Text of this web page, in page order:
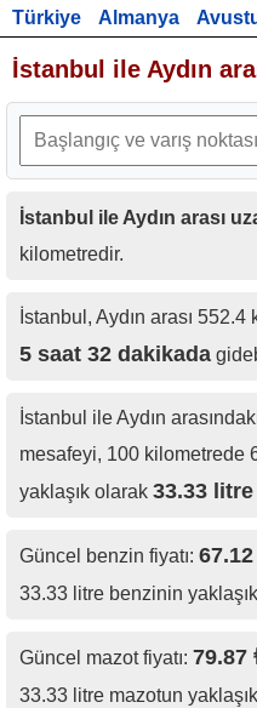
Türkiye Almanya
İngiltere
İstanbul ile Aydın
İstanbul ile Aydın arası
kilometredir.
İstanbul, Aydın arası
5 saat 32 dakikada
İstanbul ile Aydın
mesafeyi, 100 kilometrede
yaklaşık olarak 33.33 litre
Güncel benzin fiyatı:
33.33 litre benzinin yaklaşık
Güncel mazot fiyatı: 79.87
33.33 litre mazotun yaklaşık